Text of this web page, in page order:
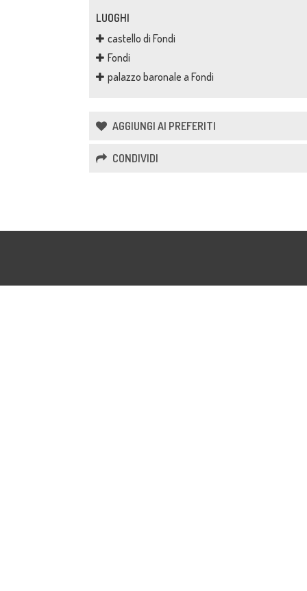
LUOGHI
castello di Fondi
Fondi
palazzo baronale a Fondi
AGGIUNGI AI PREFERITI
CONDIVIDI